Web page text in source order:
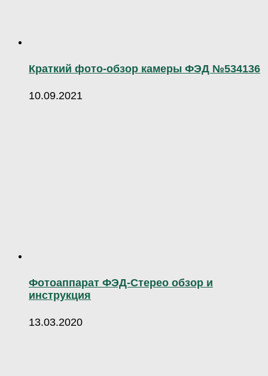
Краткий фото-обзор камеры ФЭД №534136
10.09.2021
Фотоаппарат ФЭД-Стерео обзор и
инструкция
13.03.2020